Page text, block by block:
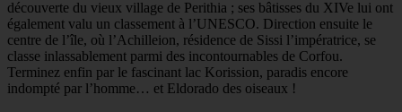
découverte du vieux village de Perithia ; ses bâtisses du XIVe lui ont
également valu un classement à l’UNESCO. Direction ensuite le
centre de l’île, où l’Achilleion, résidence de Sissi l’impératrice, se
classe inlassablement parmi des incontournables de Corfou.
Terminez enfin par le fascinant lac Korission, paradis encore
indompté par l’homme… et Eldorado des oiseaux !